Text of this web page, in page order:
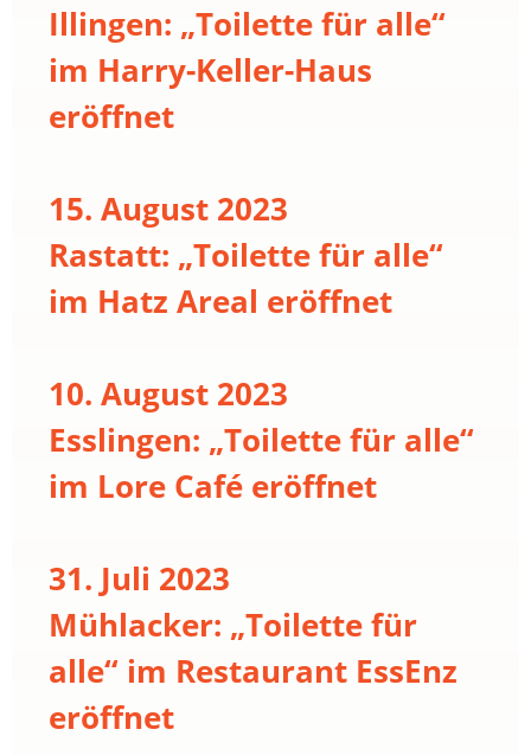
Illingen: „Toilette für alle“
im Harry-Keller-Haus
eröffnet
15. August 2023
Rastatt: „Toilette für alle“
im Hatz Areal eröffnet
10. August 2023
Esslingen: „Toilette für alle“
im Lore Café eröffnet
31. Juli 2023
Mühlacker: „Toilette für
alle“ im Restaurant EssEnz
eröffnet